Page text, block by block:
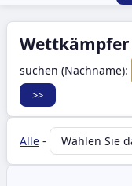
Wettkämpfer
suchen (Nachname):
Alle -